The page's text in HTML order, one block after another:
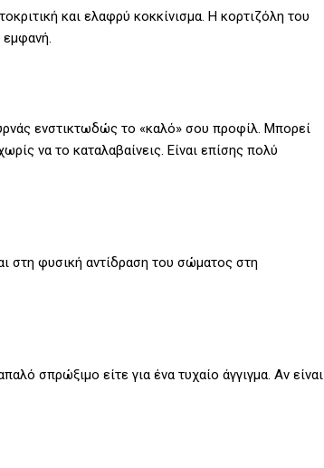
και ελαφρύ κοκκίνισμα. Η κορτιζόλη του
εμφανή.
ενστικτωδώς το «καλό» σου προφίλ. Μπορεί
να το καταλαβαίνεις. Είναι επίσης πολύ
στη φυσική αντίδραση του σώματος στη
σπρώξιμο είτε για ένα τυχαίο άγγιγμα. Αν είναι